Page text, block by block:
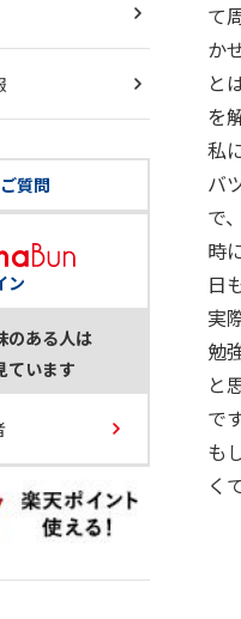
て
か
と
を
私
バ
で
時
日
実
勉
と
で
も
く
質問
ン
のある人は
ています